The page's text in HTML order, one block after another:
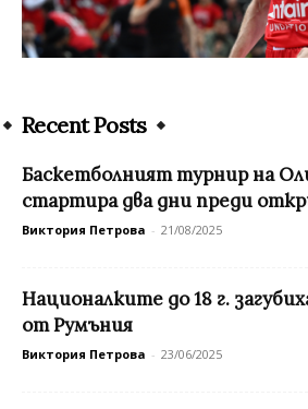
Recent Posts
Баскетболният турнир на
стартира два дни преди
Виктория Петрова - 21/08/2025
Националките до 18 г.
от Румъния
Виктория Петрова - 23/06/2025